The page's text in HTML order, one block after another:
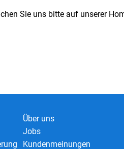
Sie uns bitte auf unserer
Über uns
Jobs
Kundenmeinungen